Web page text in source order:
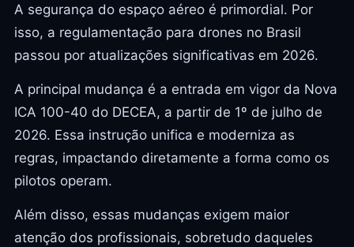
A segurança do espaço aéreo é primordial. Por
isso, a regulamentação para drones no Brasil
passou por atualizações significativas em 2026.
A principal mudança é a entrada em vigor da Nova
ICA 100-40 do DECEA, a partir de 1º de julho de
2026. Essa instrução unifica e moderniza as
regras, impactando diretamente a forma como os
pilotos operam.
Além disso, essas mudanças exigem maior
atenção dos profissionais, sobretudo daqueles